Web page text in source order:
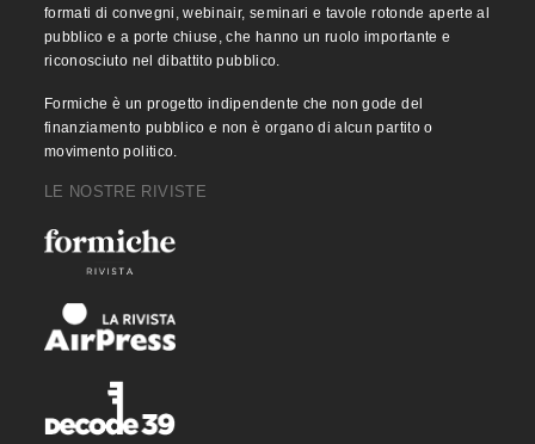
formati di convegni, webinair, seminari e tavole rotonde aperte al
pubblico e a porte chiuse, che hanno un ruolo importante e
riconosciuto nel dibattito pubblico.
Formiche è un progetto indipendente che non gode del
finanziamento pubblico e non è organo di alcun partito o
movimento politico.
LE NOSTRE RIVISTE